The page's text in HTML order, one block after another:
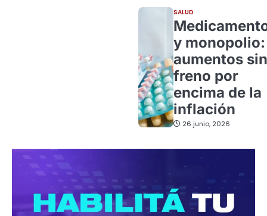
SALUD
y monopolio:
aumentos sin
freno por
encima de la
inflación
26 junio, 2026